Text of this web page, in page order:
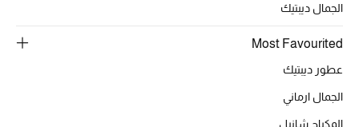
جميع إصدارتنا النسائية
تشكيلة المناسبات للنساء
الملابس الرياضية النسائية
الجمال ديبتيك
Most Favourited
عطور ديبتيك
الجمال ارماني
المكياج شانيل